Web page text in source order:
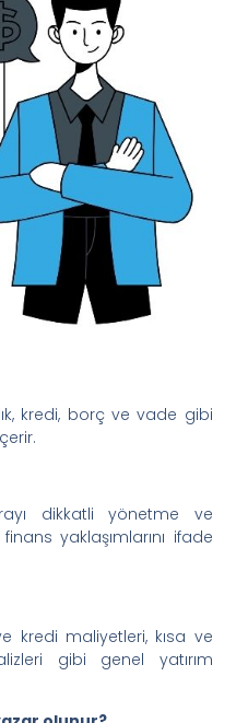
kredi, borç ve vade gibi
dikkatli yönetme ve
yaklaşımlarını ifade
kredi maliyetleri, kısa ve
gibi genel yatırım